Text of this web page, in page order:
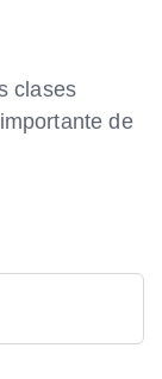
clases
de